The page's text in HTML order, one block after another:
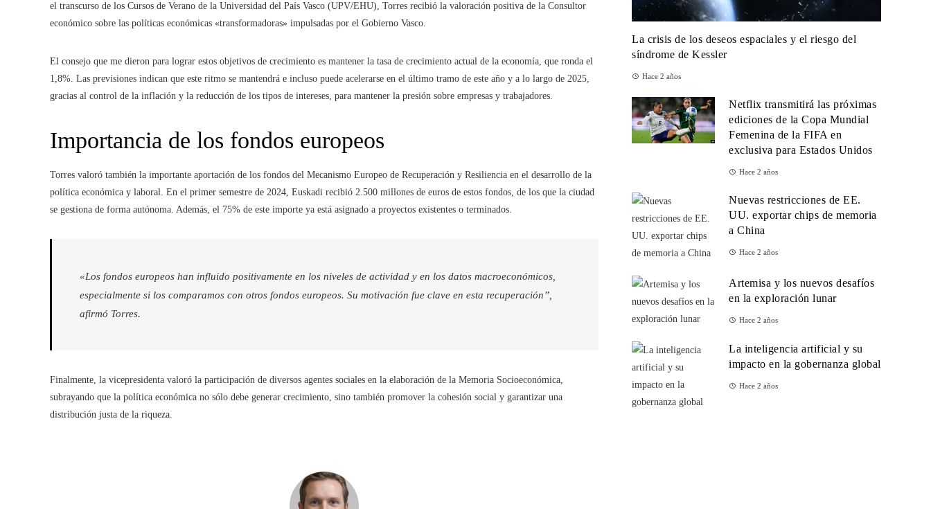
el transcurso de los Cursos de Verano de la Universidad del País Vasco (UPV/EHU), Torres recibió la valoración positiva de la Consultor
económico sobre las políticas económicas «transformadoras» impulsadas por el Gobierno Vasco.
El consejo que me dieron para lograr estos objetivos de crecimiento es mantener la tasa de crecimiento actual de la economía, que ronda el
1,8%. Las previsiones indican que este ritmo se mantendrá e incluso puede acelerarse en el último tramo de este año y a lo largo de 2025,
gracias al control de la inflación y la reducción de los tipos de intereses, para mantener la presión sobre empresas y trabajadores.
Importancia de los fondos europeos
Torres valoró también la importante aportación de los fondos del Mecanismo Europeo de Recuperación y Resiliencia en el desarrollo de la
política económica y laboral. En el primer semestre de 2024, Euskadi recibió 2.500 millones de euros de estos fondos, de los que la ciudad
se gestiona de forma autónoma. Además, el 75% de este importe ya está asignado a proyectos existentes o terminados.
«Los fondos europeos han influido positivamente en los niveles de actividad y en los datos macroeconómicos,
especialmente si los comparamos con otros fondos europeos. Su motivación fue clave en esta recuperación”,
afirmó Torres.
Finalmente, la vicepresidenta valoró la participación de diversos agentes sociales en la elaboración de la Memoria Socioeconómica,
subrayando que la política económica no sólo debe generar crecimiento, sino también promover la cohesión social y garantizar una
distribución justa de la riqueza.
La crisis de los deseos espaciales y el riesgo del
síndrome de Kessler
Hace 2 años
Netflix transmitirá las próximas
ediciones de la Copa Mundial
Femenina de la FIFA en
exclusiva para Estados Unidos
Hace 2 años
Nuevas restricciones de EE.
UU. exportar chips de memoria
a China
Hace 2 años
Artemisa y los nuevos desafíos
en la exploración lunar
Hace 2 años
La inteligencia artificial y su
impacto en la gobernanza global
Hace 2 años